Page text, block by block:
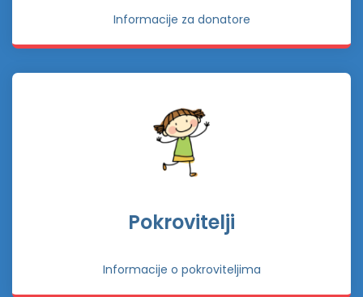
Informacije za donatore
Pokrovitelji
Informacije o pokroviteljima